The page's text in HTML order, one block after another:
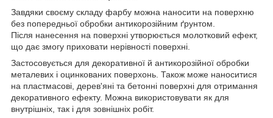
Завдяки своєму складу фарбу можна наносити на поверхню
без попередньої обробки антикорозійним ґрунтом.
Після нанесення на поверхні утворюється молотковий ефект,
що дає змогу приховати нерівності поверхні.
Застосовується для декоративної й антикорозійної обробки
металевих і оцинкованих поверхонь. Також може наноситися
на пластмасові, дерев'яні та бетонні поверхні для отримання
декоративного ефекту. Можна використовувати як для
внутрішніх, так і для зовнішніх робіт.